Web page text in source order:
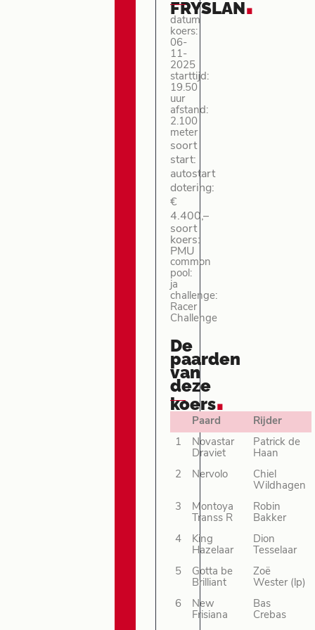
FRYSLAN
datum
koers:
06-
11-
2025
starttijd:
19.50
uur
afstand:
2.100
meter
soort
start:
autostart
dotering:
€
4.400,–
soort
koers:
PMU
common
pool:
ja
challenge:
Racer
Challenge
De
paarden
van
deze
koers.
Paard
Rijder
1
Novastar
Draviet
Patrick de
Haan
2
Nervolo
Chiel
Wildhagen
3
Montoya
Transs R
Robin
Bakker
4
King
Hazelaar
Dion
Tesselaar
5
Gotta be
Brilliant
Zoë
Wester (lp)
6
New
Frisiana
Bas
Crebas